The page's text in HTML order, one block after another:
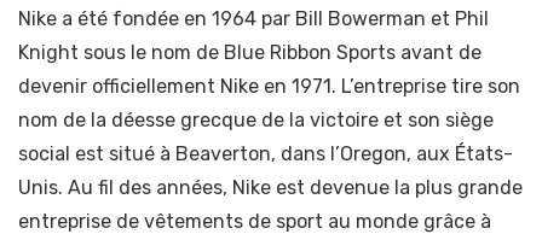
Nike a été fondée en 1964 par Bill Bowerman et Phil
Knight sous le nom de Blue Ribbon Sports avant de
devenir officiellement Nike en 1971. L’entreprise tire son
nom de la déesse grecque de la victoire et son siège
social est situé à Beaverton, dans l’Oregon, aux États-
Unis. Au fil des années, Nike est devenue la plus grande
entreprise de vêtements de sport au monde grâce à